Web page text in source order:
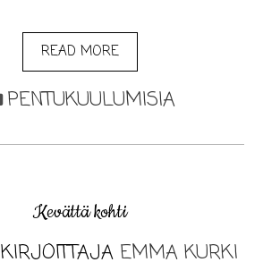
READ MORE
PENTUKUULUMISIA
Kevättä kohti
KIRJOITTAJA EMMA KURKI